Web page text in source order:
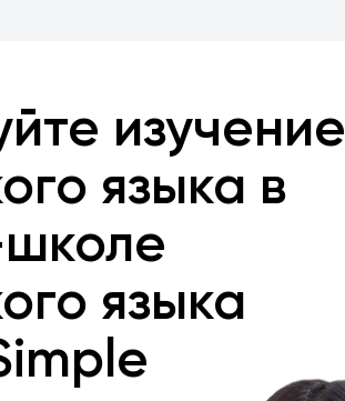
изучение
языка в
языка